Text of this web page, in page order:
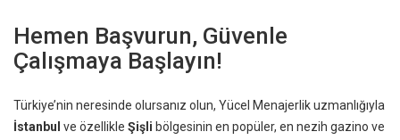
Hemen Başvurun, Güvenle
Çalışmaya Başlayın!
Türkiye’nin neresinde olursanız olun, Yücel Menajerlik uzmanlığıyla
İstanbul ve özellikle Şişli bölgesinin en popüler, en nezih gazino ve